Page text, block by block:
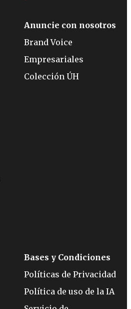
Anuncie con nosotros
Brand Voice
Empresariales
Colección ÚH
Bases y Condiciones
Políticas de Privacidad
Política de uso de la IA